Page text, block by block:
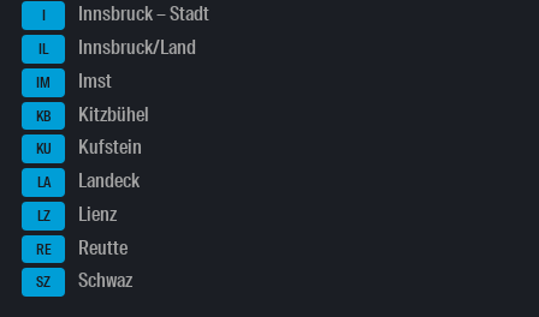
I Innsbruck – Stadt
IL Innsbruck/Land
IM Imst
KB Kitzbühel
KU Kufstein
LA Landeck
LZ Lienz
RE Reutte
SZ Schwaz